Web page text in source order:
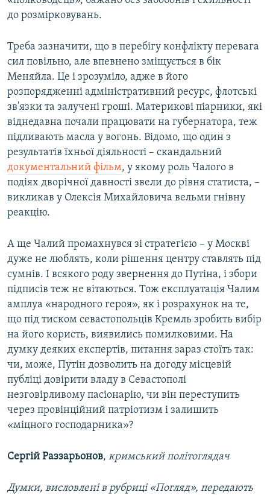
до розмірковувань.
Треба зазначити, що в перебігу конфлікту перевага
сил повільно, але впевнено зміщується в бік
Меняйла. Це і зрозуміло, адже в його
розпорядженні адміністративний ресурс, флотські
зв'язки та залучені гроші. Материкові піарники, які
віднедавна почали працювати на губернатора, теж
підливають масла у вогонь. Відомо, що один з
результатів їхньої діяльності – скандальний
документальний фільм, у якому роль Чалого в
подіях дворічної давності звели до рівня статиста, –
викликав у Олексія Михайловича вельми гнівну
реакцію.
А ще Чалий промахнувся зі стратегією – у Москві
дуже не люблять, коли рішення центру ставлять під
сумнів. І всякого роду звернення до Путіна, і збори
підписів теж не вітаються. Тож експлуатація Чалим
амплуа «народного героя», як і розрахунок на те,
що під тиском севастопольців Кремль зробить вибір
на його користь, виявились помилковими. На
думку деяких експертів, питання зараз стоїть так:
чи, може, Путін дозволить на догоду місцевій
публіці довірити владу в Севастополі
незговірливому пасіонарію, чи він переступить
через провінційний патріотизм і залишить
«міцного господарника»?
Сергій Раззарьонов, кримський політоглядач
Думки, висловлені в рубриці «Погляд», передають